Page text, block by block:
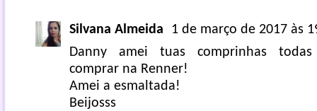
Silvana Almeida
1 de março de 2017 às
Danny amei tuas comprinhas
comprar na Renner!
Amei a esmaltada!
Beijosss